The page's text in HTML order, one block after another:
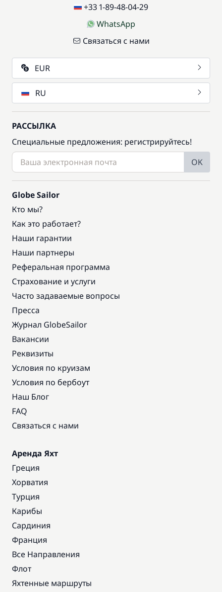
Экологичные средства гигиены
+33 1-89-48-04-29
WhatsApp
Связаться с нами
EUR
RU
РАССЫЛКА
Специальные предложения: регистрируйтесь!
OK
Globe Sailor
Кто мы?
Как это работает?
Наши гарантии
Наши партнеры
Реферальная программа
Страхование и услуги
Часто задаваемые вопросы
Пресса
Журнал GlobeSailor
Вакансии
Реквизиты
Условия по круизам
Условия по бербоут
Наш Блог
FAQ
Связаться с нами
Аренда Яхт
Греция
Хорватия
Турция
Карибы
Сардиния
Франция
Все Направления
Флот
Яхтенные маршруты